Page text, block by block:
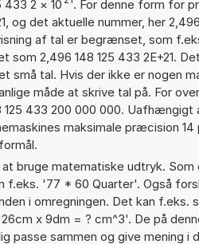
433 2 × 10
. For denne form for
og det aktuelle nummer, her 2,496
af tal er begrænset, som
som 2,496 148 125 433 2E+21.
tal. Hvis der ikke er nogen
måde at skrive tal på. For
125 433 200 000 000. Uafhængigt
maksimale præcision 14
bruge matematiske udtryk.
f.eks. '77 * 60 Quarter'. Også
i omregningen. Det kan f.eks.
x 9dm = ? cm^3'. De på
passe sammen og give mening i